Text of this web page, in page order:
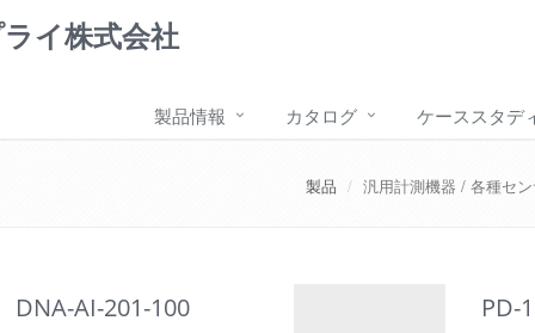
イ株式会社
製品情報 カタログ ケーススタデ
製品 汎用計測機器 / 各種セ
DNA-AI-201-100 PD-